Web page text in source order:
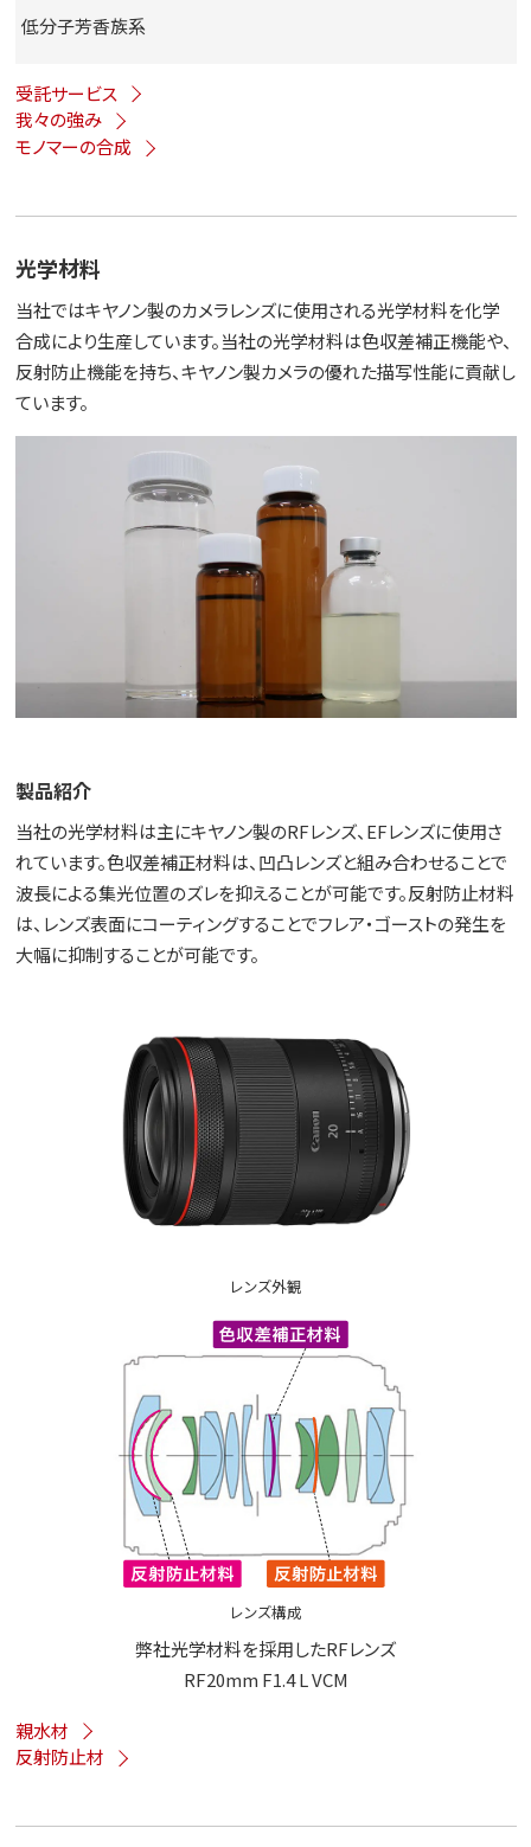
低分子芳香族系
受託サービス
我々の強み
モノマーの合成
光学材料
当社ではキヤノン製のカメラレンズに使用される光学材料を化学
合成により生産しています。当社の光学材料は色収差補正機能や、
反射防止機能を持ち、キヤノン製カメラの優れた描写性能に貢献し
ています。
製品紹介
当社の光学材料は主にキヤノン製のRFレンズ、EFレンズに使用さ
れています。色収差補正材料は、凹凸レンズと組み合わせることで
波⾧による集光位置のズレを抑えることが可能です。反射防止材料
は、レンズ表面にコーティングすることでフレア・ゴーストの発生を
大幅に抑制することが可能です。
レンズ外観
レンズ構成
弊社光学材料を採用したRFレンズ
RF20mm F1.4 L VCM
親水材
反射防止材